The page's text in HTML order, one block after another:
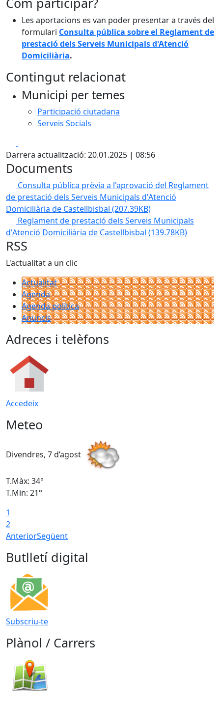
Les aportacions es van poder presentar a través del
formulari Consulta pública sobre el Reglament de
prestació dels Serveis Municipals d'Atenció
Domiciliària.
Contingut relacionat
Municipi per temes
Participació ciutadana
Serveis Socials
Darrera actualització: 20.01.2025 | 08:56
Documents
Consulta pública prèvia a l'aprovació del Reglament
de prestació dels Serveis Municipals d'Atenció
Domiciliària de Castellbisbal (207.39KB)
Reglament de prestació dels Serveis Municipals
d'Atenció Domiciliària de Castellbisbal (139.78KB)
RSS
L'actualitat a un clic
Actualitat
Agenda
Agenda política
Anuncis
Adreces i telèfons
Accedeix
Meteo
Divendres, 7 d’agost
T.Màx: 34°
T.Min: 21°
1
2
AnteriorSegüent
Butlletí digital
Subscriu-te
Plànol / Carrers